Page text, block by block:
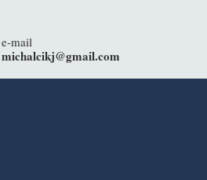
e-mail
michalcikj@gmail.com